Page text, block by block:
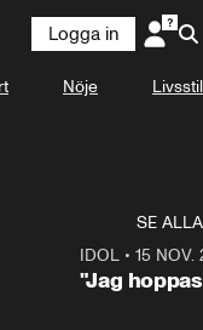
Logga in
Nöje Livsstil
SE ALLA
IDOL• 15 NOV.
"Jag